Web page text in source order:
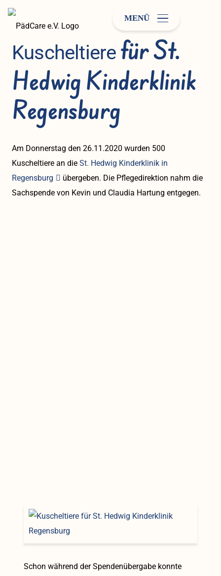
MENÜ
Kuscheltiere für St.
Hedwig Kinderklinik
Regensburg
Am Donnerstag den 26.11.2020 wurden 500
Kuscheltiere an die St. Hedwig Kinderklinik in
Regensburg
übergeben. Die Pflegedirektion nahm die
Sachspende von Kevin und Claudia Hartung entgegen.
Schon während der Spendenübergabe konnte